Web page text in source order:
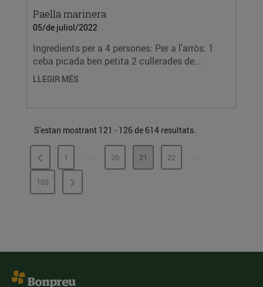
Paella marinera
05/de juliol/2022
Ingredients per a 4 persones: Per a l’arròs: 1
ceba picada ben petita 2 cullerades de...
LLEGIR MÉS
S'estan mostrant 121 - 126 de 614 resultats.
PÀGINA
1 ...PÀGINES INTERMÈDIES
PÀGINA
20 PÀGINA
21 PÀGINA
22 ...PÀGINES
PÀGINA
103